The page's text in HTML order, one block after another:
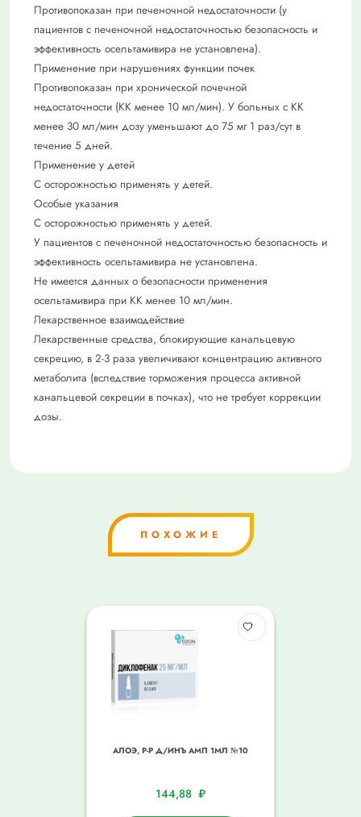
Противопоказан при печеночной недостаточности (у
пациентов с печеночной недостаточностью безопасность и
эффективность осельтамивира не установлена).
Применение при нарушениях функции почек
Противопоказан при хронической почечной
недостаточности (КК менее 10 мл/мин). У больных с КК
менее 30 мл/мин дозу уменьшают до 75 мг 1 раз/сут в
течение 5 дней.
Применение у детей
C осторожностью применять у детей.
Особые указания
C осторожностью применять у детей.
У пациентов с печеночной недостаточностью безопасность и
эффективность осельтамивира не установлена.
Не имеется данных о безопасности применения
осельтамивира при КК менее 10 мл/мин.
Лекарственное взаимодействие
Лекарственные средства, блокирующие канальцевую
секрецию, в 2-3 раза увеличивают концентрацию активного
метаболита (вследствие торможения процесса активной
канальцевой секреции в почках), что не требует коррекции
дозы.
ПОХОЖИЕ
АЛОЭ, Р-Р Д/ИНЪ АМП 1МЛ №10
144,88 ₽